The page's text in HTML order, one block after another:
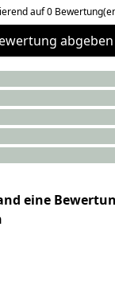
auf 0
abgeben
eine